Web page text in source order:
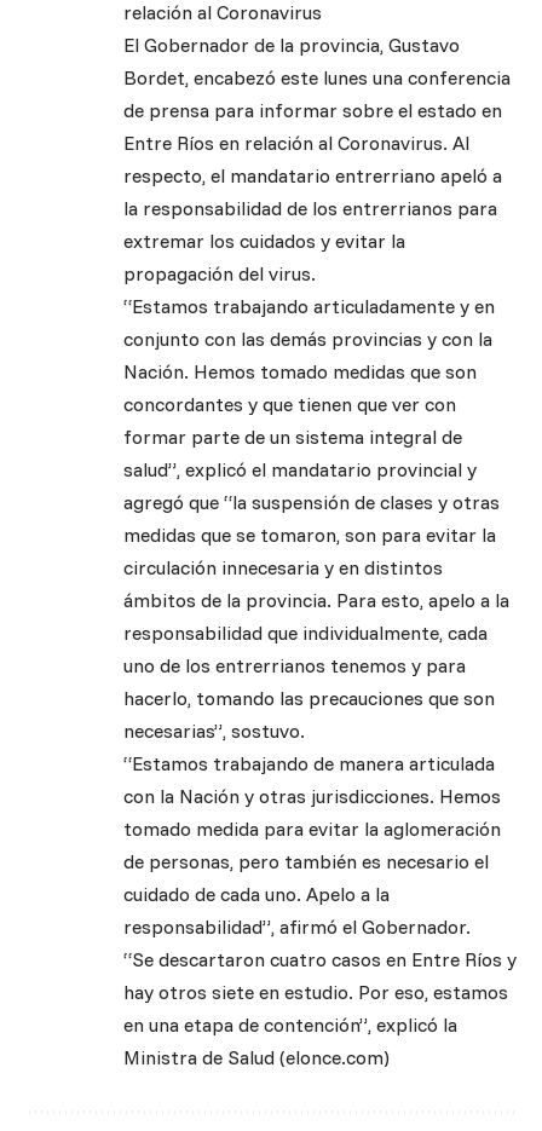
relación al Coronavirus
El Gobernador de la provincia, Gustavo
Bordet, encabezó este lunes una conferencia
de prensa para informar sobre el estado en
Entre Ríos en relación al Coronavirus. Al
respecto, el mandatario entrerriano apeló a
la responsabilidad de los entrerrianos para
extremar los cuidados y evitar la
propagación del virus.
“Estamos trabajando articuladamente y en
conjunto con las demás provincias y con la
Nación. Hemos tomado medidas que son
concordantes y que tienen que ver con
formar parte de un sistema integral de
salud”, explicó el mandatario provincial y
agregó que “la suspensión de clases y otras
medidas que se tomaron, son para evitar la
circulación innecesaria y en distintos
ámbitos de la provincia. Para esto, apelo a la
responsabilidad que individualmente, cada
uno de los entrerrianos tenemos y para
hacerlo, tomando las precauciones que son
necesarias”, sostuvo.
“Estamos trabajando de manera articulada
con la Nación y otras jurisdicciones. Hemos
tomado medida para evitar la aglomeración
de personas, pero también es necesario el
cuidado de cada uno. Apelo a la
responsabilidad”, afirmó el Gobernador.
“Se descartaron cuatro casos en Entre Ríos y
hay otros siete en estudio. Por eso, estamos
en una etapa de contención”, explicó la
Ministra de Salud (elonce.com)